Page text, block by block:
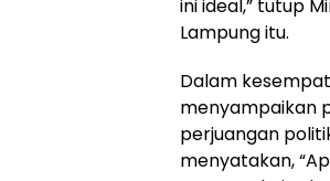
ini ideal,” tutup
Lampung itu.
Dalam
menyampaikan
perjuangan
menyatakan,